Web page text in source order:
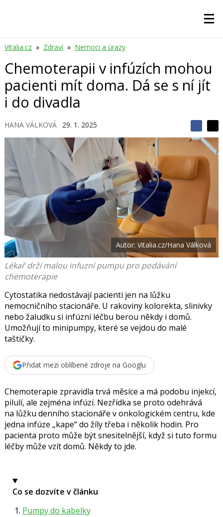
Vitalia.cz » Zdraví » Nemoci a úrazy
Chemoterapii v infúzích mohou
pacienti mít doma. Dá se s ní jít
i do divadla
HANA VÁLKOVÁ 29. 1. 2025
S
d
í
l
e
S
d
l
e
j
t
b
o
o
k
í
s
t
X
Autor: Vitalia.cz/Hana Válková
Lékař drží malou infuzní pumpu pro podávání
chemoterapie
Cytostatika nedostávají pacienti jen na lůžku
nemocničního stacionáře. U rakoviny kolorekta, slinivky
nebo žaludku si infúzní léčbu berou někdy i domů.
Umožňují to minipumpy, které se vejdou do malé
taštičky.
Přidat mezi oblíbené zdroje na Googlu
Chemoterapie zpravidla trvá měsíce a má podobu injekcí,
pilulí, ale zejména infúzí. Nezřídka se proto odehrává
na lůžku denního stacionáře v onkologickém centru, kde
jedna infúze kape do žíly třeba i několik hodin. Pro
pacienta proto může být snesitelnější, když si tuto formu
léčby může vzít domů. Někdy to jde.
Co se dozvíte v článku
Pumpy do kabelky